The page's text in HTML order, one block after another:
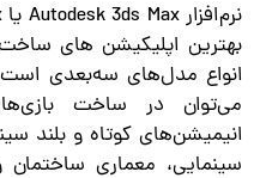
بهترین اپلیکیشن های
انواع مدل‌های سه‌بعدی است.
می‌توان در ساخت
انیمیشن‌های کوتاه و بلند
سینمایی، معماری